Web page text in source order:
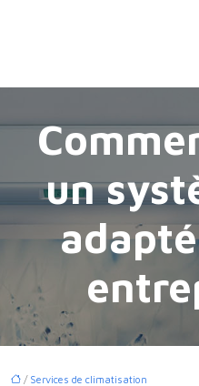
un
/ Services de climatisation